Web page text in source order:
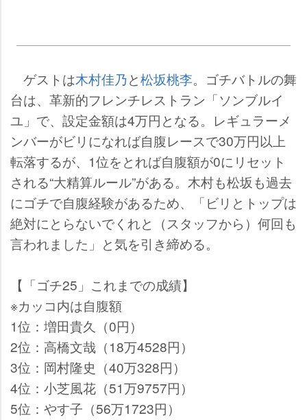
ゲストは木村佳乃と松坂桃李。ゴチバトルの舞
台は、革新的フレンチレストラン「ソンブルイ
ユ」で、設定金額は4万円となる。レギュラーメ
ンバーがビリになれば自腹レースで30万円以上
転落するが、1位をとれば自腹額が0にリセット
される“大精算ルール”がある。木村も松坂も過去
にゴチで自腹経験があるため、「ビリとトップは
絶対にとらないでくれと（スタッフから）何回も
言われました」と気を引き締める。
【「ゴチ25」これまでの成績】
※カッコ内は自腹額
1位：増田貴久（0円）
2位：高橋文哉（18万4528円）
3位：岡村隆史（40万328円）
4位：小芝風花（51万9757円）
5位：やす子（56万1723円）